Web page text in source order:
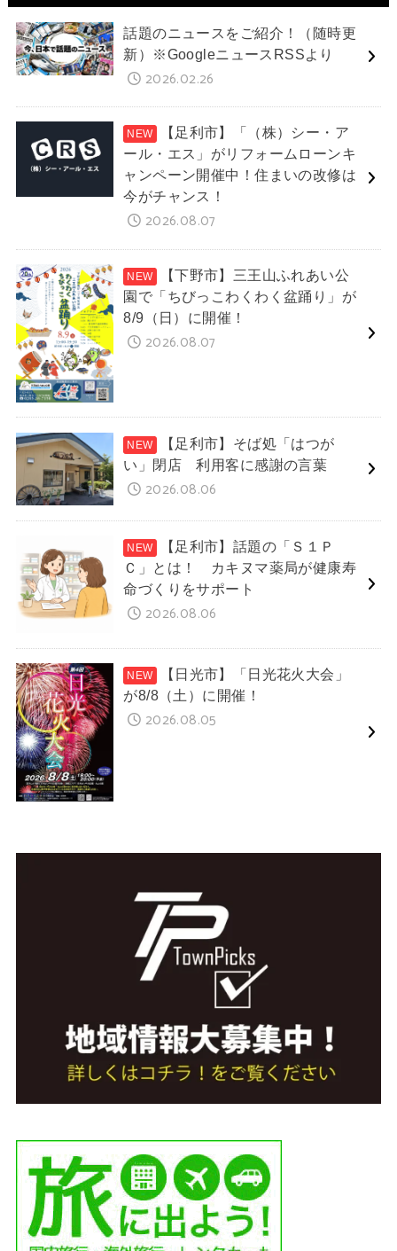
話題のニュースをご紹介！（随時更
新）※GoogleニュースRSSより
2026.02.26
【足利市】「（株）シー・ア
ール・エス」がリフォームローンキ
ャンペーン開催中！住まいの改修は
今がチャンス！
2026.08.07
【下野市】三王山ふれあい公
園で「ちびっこわくわく盆踊り」が
8/9（日）に開催！
2026.08.07
【足利市】そば処「はつが
い」閉店 利用客に感謝の言葉
2026.08.06
【足利市】話題の「Ｓ１Ｐ
Ｃ」とは！ カキヌマ薬局が健康寿
命づくりをサポート
2026.08.06
【日光市】「日光花火大会」
が8/8（土）に開催！
2026.08.05